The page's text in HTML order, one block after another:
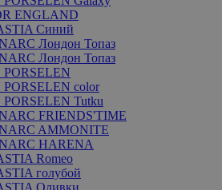
ENGLAND
Синий
Лондон Топаз
Лондон Топаз
color
Tutku
FRIENDS'TIME
AMMONITE
HARENA
Romeo
голубой
Оливки